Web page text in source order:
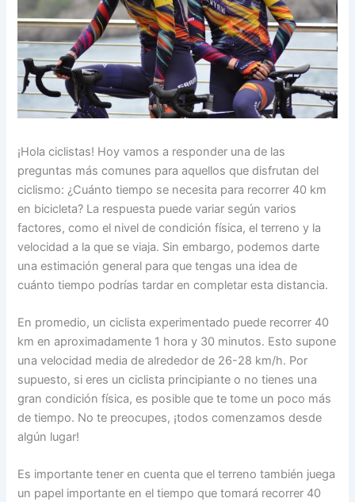
¡Hola ciclistas! Hoy vamos a responder una de las
preguntas más comunes para aquellos que disfrutan del
ciclismo: ¿Cuánto tiempo se necesita para recorrer 40 km
en bicicleta? La respuesta puede variar según varios
factores, como el nivel de condición física, el terreno y la
velocidad a la que se viaja. Sin embargo, podemos darte
una estimación general para que tengas una idea de
cuánto tiempo podrías tardar en completar esta distancia.
En promedio, un ciclista experimentado puede recorrer 40
km en aproximadamente 1 hora y 30 minutos. Esto supone
una velocidad media de alrededor de 26-28 km/h. Por
supuesto, si eres un ciclista principiante o no tienes una
gran condición física, es posible que te tome un poco más
de tiempo. No te preocupes, ¡todos comenzamos desde
algún lugar!
Es importante tener en cuenta que el terreno también juega
un papel importante en el tiempo que tomará recorrer 40